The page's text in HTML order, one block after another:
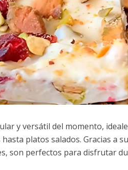
y versátil del momento,
platos salados. Gracias a su
son perfectos para disfrutar